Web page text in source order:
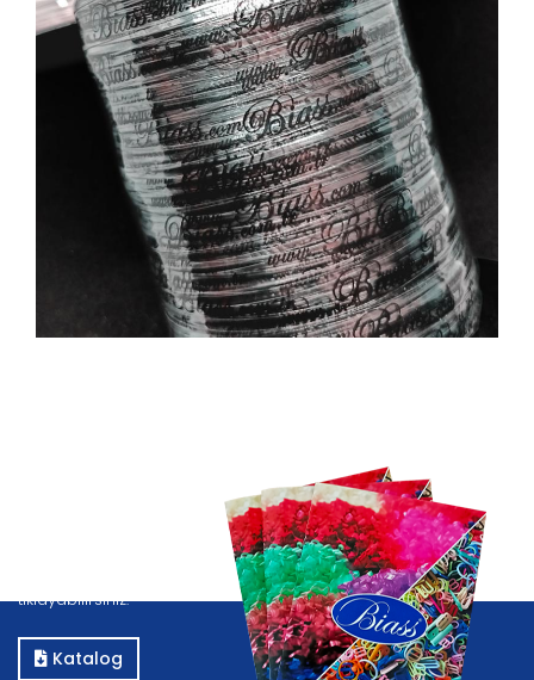
Kataloğumuzu görüntülemek için E-Katalog butonuna
tıklayabilirsiniz.
Katalog